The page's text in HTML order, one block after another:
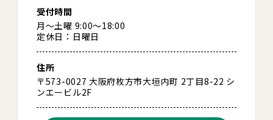
受付時間
月～土曜 9:00～18:00
定休日：日曜日
住所
〒573-0027 大阪府枚方市大垣内町 2丁目8-22 シ
ンエービル2F